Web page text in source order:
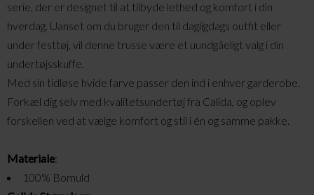
serie, der er designet til at tilbyde lethed og komfort i din
hverdag. Uanset om du bruger den til dagligdags outfit eller
under festtøj, vil denne trusse være et uundgåeligt valg i din
undertøjsskuffe.
Med sin tidløse hvide farve passer den ind i enhver garderobe.
Forkæl dig selv med kvalitetsundertøj fra Calida, og oplev
forskellen ved at vælge komfort og stil i én og samme pakke.
Materiale:
100% Bomuld